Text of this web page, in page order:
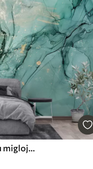
Turkīza marmors ar smalku miglojumu